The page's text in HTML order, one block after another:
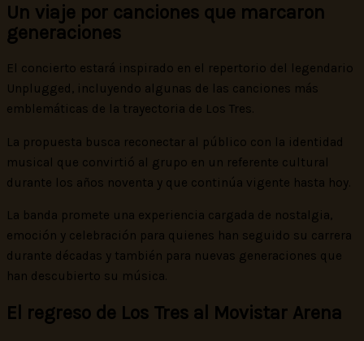
Un viaje por canciones que marcaron
generaciones
El concierto estará inspirado en el repertorio del legendario
Unplugged, incluyendo algunas de las canciones más
emblemáticas de la trayectoria de Los Tres.
La propuesta busca reconectar al público con la identidad
musical que convirtió al grupo en un referente cultural
durante los años noventa y que continúa vigente hasta hoy.
La banda promete una experiencia cargada de nostalgia,
emoción y celebración para quienes han seguido su carrera
durante décadas y también para nuevas generaciones que
han descubierto su música.
El regreso de Los Tres al Movistar Arena